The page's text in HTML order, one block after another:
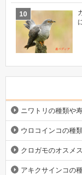
ニワトリの種類や
ウロコインコの種
クロガモのオスメ
アキクサインコの